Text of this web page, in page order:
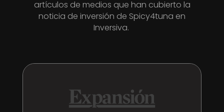
artículos de medios que han cubierto la
noticia de inversión de Spicy4tuna en
Inversiva.